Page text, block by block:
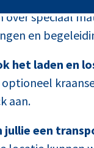
over speciaal
en
het laden en
aan.
jullie een